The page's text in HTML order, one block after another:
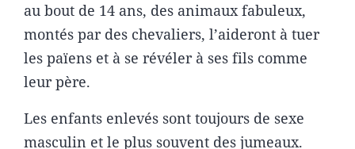
au bout de 14 ans, des animaux fabuleux,
montés par des chevaliers, l’aideront à tuer
les païens et à se révéler à ses fils comme
leur père.
Les enfants enlevés sont toujours de sexe
masculin et le plus souvent des jumeaux.